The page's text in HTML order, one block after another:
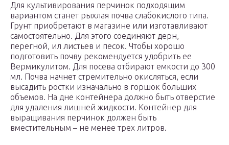
Для культивирования перчинок подходящим
вариантом станет рыхлая почва слабокислого типа.
Грунт приобретают в магазине или изготавливают
самостоятельно. Для этого соединяют дерн,
перегной, ил листьев и песок. Чтобы хорошо
подготовить почву рекомендуется удобрить ее
Вермикулитом. Для посева отбирают емкости до 300
мл. Почва начнет стремительно окисляться, если
высадить ростки изначально в горшок больших
объемов. На дне контейнера должно быть отверстие
для удаления лишней жидкости. Контейнер для
выращивания перчинок должен быть
вместительным – не менее трех литров.